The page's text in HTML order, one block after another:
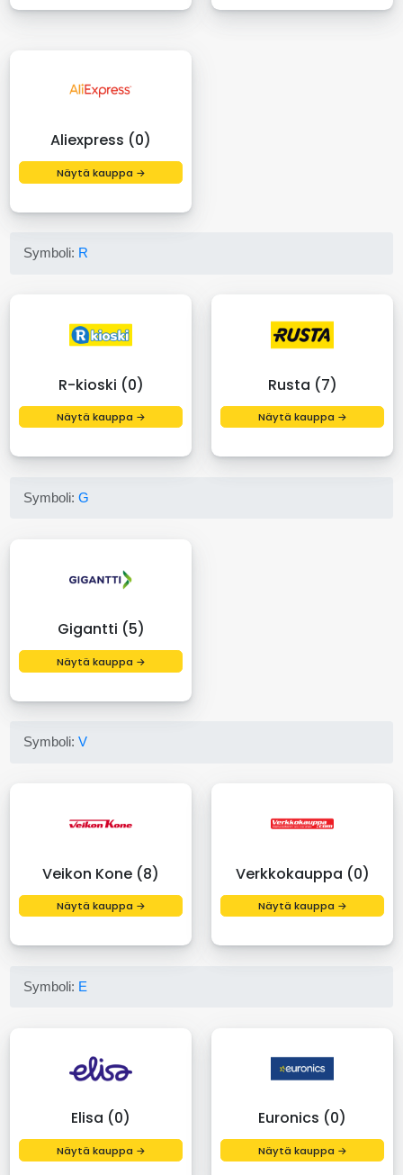
Aliexpress (0)
Näytä kauppa →
Symboli: R
R-kioski (0)
Näytä kauppa →
Rusta (7)
Näytä kauppa →
Symboli:G
Gigantti (5)
Näytä kauppa →
Symboli:V
Veikon Kone (8)
Näytä kauppa →
Verkkokauppa (0)
Näytä kauppa →
Symboli: E
Elisa (0)
Näytä kauppa →
Euronics (0)
Näytä kauppa →